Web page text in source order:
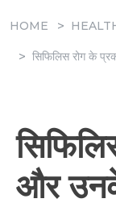
HOME
सिफिलिस रोग के
और